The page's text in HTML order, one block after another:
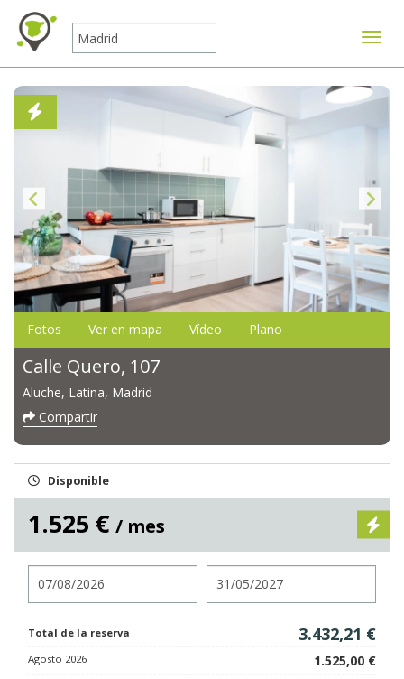
Fotos Ver en mapa Vídeo Plano
Calle Quero, 107
Aluche, Latina, Madrid
Compartir
Disponible
1.525 € / mes
Total de la reserva 3.432,21 €
Agosto 2026 1.525,00 €